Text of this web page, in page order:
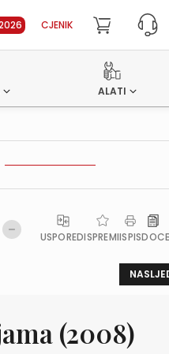
CJENIK
ALATI
USPOREDISPREMIISPISDOC
(2008)